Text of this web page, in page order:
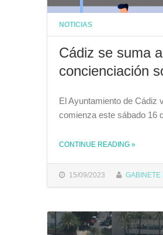
NOTICIAS
Cádiz se suma
concienciación
15/09/2023 GABINETE
El Ayuntamiento de Cádiz
comienza este sábado 16
CONTINUE READING »